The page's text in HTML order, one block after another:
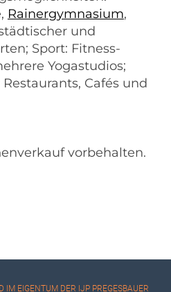
Rainergymnasium,
und
Sport: Fitness-
Yogastudios;
Cafés und
vorbehalten.
IM EIGENTUM DER IJP PREGESBAUER